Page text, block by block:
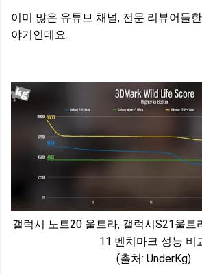
이미 많은 유튜브 채널, 전문 리뷰어들
야기인데요.
갤럭시 노트20 울트라, 갤럭시S21울트
11 벤치마크 성능 비
(출처: UnderKg)